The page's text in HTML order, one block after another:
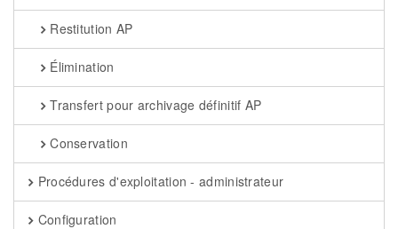
Restitution AP
Élimination
Transfert pour archivage définitif AP
Conservation
Procédures d'exploitation - administrateur
Configuration